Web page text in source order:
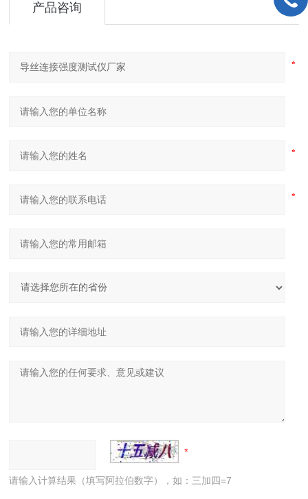
产品咨询
请输入计算结果（填写阿拉伯数字），如：三加四=7